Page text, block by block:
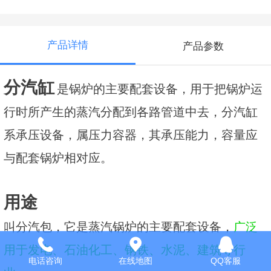
产品详情 产品参数
分汽缸 是锅炉的主要配套设备，用于把锅炉运
行时所产生的蒸汽分配到各路管道中去，分汽缸
系承压设备，属压力容器，其承压能力，容量应
与配套锅炉相对应。
用途
叫分汽包，它是蒸汽锅炉的主要配套设备， 广泛
用于发电、石油化工、钢铁、水泥、建筑等行
电话咨询 在线地图 QQ客服